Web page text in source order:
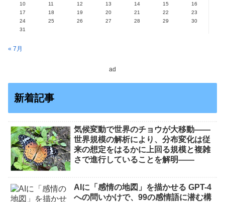
10
11 12 13 14 15
16
17
18 19 20 21 22
23
24
25 26 27 28 29
30
31
« 7月
ad
新着記事
気候変動で世界のチョウが大移動――
世界規模の解析により、分布変化は従
来の想定をはるかに上回る規模と複雑
さで進行していることを解明――
AIに「感情の地図」を描かせる GPT-4
への問いかけで、99の感情語に潜む構